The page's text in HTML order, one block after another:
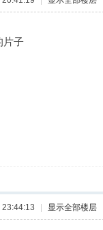
片子
显示全部楼层